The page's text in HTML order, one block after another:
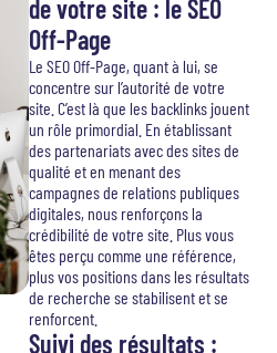
de votre site : le SEO
Off-Page
Le SEO Off-Page, quant à lui, se
concentre sur l’autorité de votre
site. C’est là que les backlinks jouent
un rôle primordial. En établissant
des partenariats avec des sites de
qualité et en menant des
campagnes de relations publiques
digitales, nous renforçons la
crédibilité de votre site. Plus vous
êtes perçu comme une référence,
plus vos positions dans les résultats
de recherche se stabilisent et se
renforcent.
Suivi des résultats :